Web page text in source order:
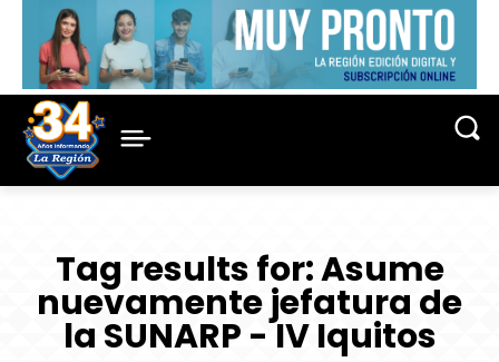
Tag results for:Asume
nuevamente jefatura de
la SUNARP - IV Iquitos